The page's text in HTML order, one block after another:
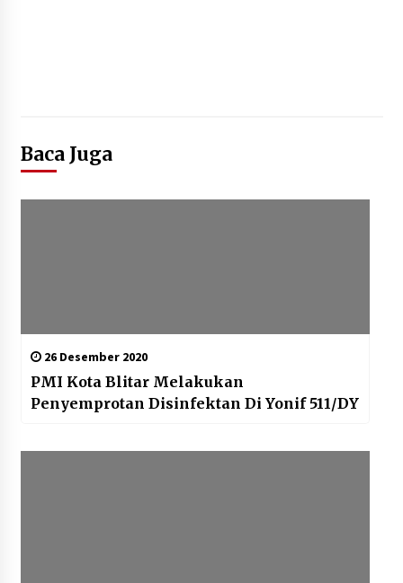
Baca Juga
26 Desember 2020
PMI Kota Blitar Melakukan
Penyemprotan Disinfektan Di Yonif 511/DY